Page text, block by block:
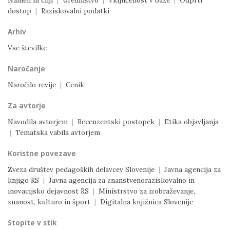
dostop | Raziskovalni podatki
Arhiv
Vse številke
Naročanje
Naročilo revije | Cenik
Za avtorje
Navodila avtorjem | Recenzentski postopek | Etika objavljanja
| Tematska vabila avtorjem
Koristne povezave
Zveza društev pedagoških delavcev Slovenije | Javna agencija za
knjigo RS | Javna agencija za znanstvenoraziskovalno in
inovacijsko dejavnost RS | Ministrstvo za izobraževanje,
znanost, kulturo in šport | Digitalna knjižnica Slovenije
Stopite v stik